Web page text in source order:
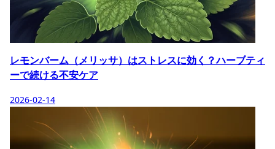
レモンバーム（メリッサ）はストレスに効く？ハーブティ
ーで続ける不安ケア
2026-02-14